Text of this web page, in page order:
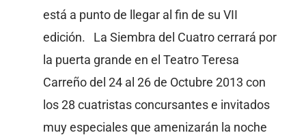
está a punto de llegar al fin de su VII
edición. La Siembra del Cuatro cerrará por
la puerta grande en el Teatro Teresa
Carreño del 24 al 26 de Octubre 2013 con
los 28 cuatristas concursantes e invitados
muy especiales que amenizarán la noche